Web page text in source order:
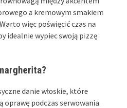
a kremowym smakiem
więc poświęcić czas na
idealnie wypiec swoją pizzę
danie włoskie, które
oprawę podczas serwowania.